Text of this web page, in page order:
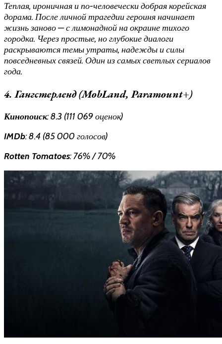
Теплая, ироничная и по-человечески добрая корейская
дорама. После личной трагедии героиня начинает
жизнь заново — с лимонадной на окраине тихого
городка. Через простые, но глубокие диалоги
раскрываются темы утраты, надежды и силы
повседневных связей. Один из самых светлых сериалов
года.
4. Гангстерленд (MobLand, Paramount+)
Кинопоиск: 8.3 (111 069 оценок)
IMDb: 8.4 (85 000 голосов)
Rotten Tomatoes: 76% / 70%